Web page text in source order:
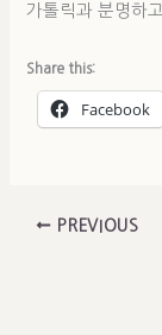
가톨릭과 분명하
Share this:
Facebook
PREVIOUS